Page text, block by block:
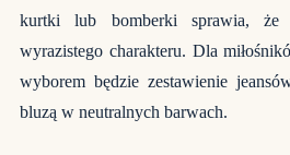
kurtki lub bomberki sprawia, że
wyrazistego charakteru. Dla
wyborem będzie zestawienie
bluzą w neutralnych barwach.